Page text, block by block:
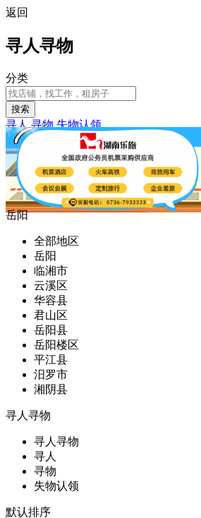
返回
寻人寻物
分类
搜索
寻人 寻物 失物认领
岳阳
全部地区
岳阳
临湘市
云溪区
华容县
君山区
岳阳县
岳阳楼区
平江县
汨罗市
湘阴县
寻人寻物
寻人寻物
寻人
寻物
失物认领
默认排序